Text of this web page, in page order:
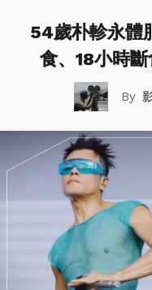
54歲朴軫永體
食、18小時